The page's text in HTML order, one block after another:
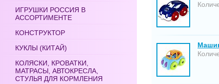
ИГРУШКИ РОССИЯ В
АССОРТИМЕНТЕ
КОНСТРУКТОР
КУКЛЫ (КИТАЙ)
КОЛЯСКИ, КРОВАТКИ,
МАТРАСЫ, АВТОКРЕСЛА,
СТУЛЬЯ ДЛЯ КОРМЛЕНИЯ